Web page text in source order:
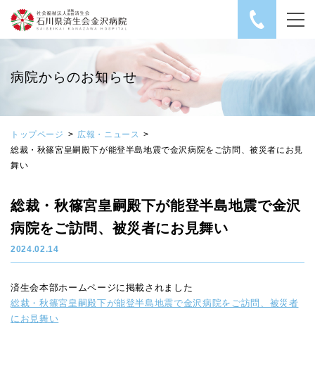
社会福祉法人 恩賜財
病院からのお知らせ
トップページ
広報・ニュース
総裁・秋篠宮皇嗣殿下が能登半島地震で金沢病院をご訪問、被災者にお見
舞い
総裁・秋篠宮皇嗣殿下が能登半島地震で金沢
病院をご訪問、被災者にお見舞い
2024.02.14
済生会本部ホームページに掲載されました
総裁・秋篠宮皇嗣殿下が能登半島地震で金沢病院をご訪問、被災者
にお見舞い